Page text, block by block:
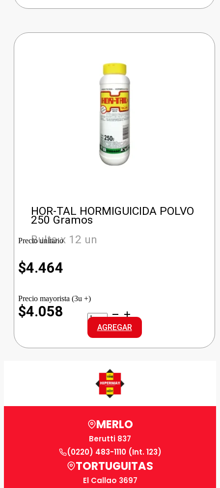
HOR-TAL HORMIGUICIDA POLVO
250 Gramos
Bulto x 12 un
Precio unitario
$4.464
Precio mayorista (3u +)
$4.058
HOR-
TAL
HORMIGUICIDA
POLVO
cantidad
AGREGAR
MERLO
Berutti 837
(0220) 483-1110 (Int. 123)
TORTUGUITAS
El Callao 3697